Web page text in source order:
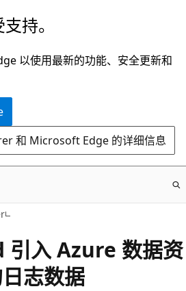
持。
以使用最新的功能、安全更新和
和 Microsoft Edge 的详细信息
入 Azure 数据资
志数据